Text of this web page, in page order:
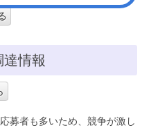
情報
募者も多いため、競争が激し